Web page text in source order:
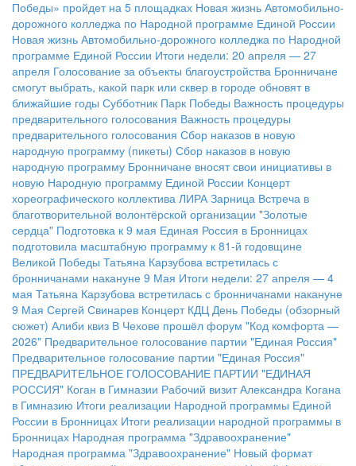
Победы» пройдет на 5 площадках Новая жизнь Автомобильно-
дорожного колледжа по Народной программе Единой России
Новая жизнь Автомобильно-дорожного колледжа по Народной
программе Единой России Итоги недели: 20 апреля — 27
апреля Голосование за объекты благоустройства Бронничане
смогут выбрать, какой парк или сквер в городе обновят в
ближайшие годы Субботник Парк Победы Важность процедуры
предварительного голосования Важность процедуры
предварительного голосования Сбор наказов в новую
народную программу (пикеты) Сбор наказов в новую
народную программу Бронничане вносят свои инициативы в
новую Народную программу Единой России Концерт
хореографического коллектива ЛИРА Зарница Встреча в
благотворительной волонтёрской организации "Золотые
сердца" Подготовка к 9 мая Единая Россия в Бронницах
подготовила масштабную программу к 81-й годовщине
Великой Победы Татьяна Карзубова встретилась с
бронничанами накануне 9 Мая Итоги недели: 27 апреля — 4
мая Татьяна Карзубова встретилась с бронничанами накануне
9 Мая Сергей Свинарев Концерт КДЦ День Победы (обзорный
сюжет) Алиби квиз В Чехове прошёл форум "Код комфорта —
2026" Предварительное голосование партии "Единая Россия"
Предварительное голосование партии "Единая Россия"
ПРЕДВАРИТЕЛЬНОЕ ГОЛОСОВАНИЕ ПАРТИИ "ЕДИНАЯ
РОССИЯ" Коган в Гимназии Рабочий визит Александра Когана
в Гимназию Итоги реализации Народной программы Единой
России в Бронницах Итоги реализации народной программы в
Бронницах Народная программа "Здравоохранение"
Народная программа "Здравоохранение" Новый формат